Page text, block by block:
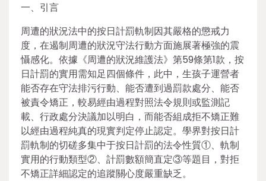
一、引言
周遭的狀況法中的按日計罰軌制因其嚴格的懲戒力
度，在遏制周遭的狀況守法行動方面施展著極強的震
懾感化。依據《周遭的狀況維護法》第59條第1款，按
日計罰的實用需知足四個條件，此中，生孩子運營者
能否存在守法排污行動、能否遭到過罰款處分、能否
被責令矯正，較易經由過程對照法令規則或監測記
載、行政處分決議加以明白，而能否組成拒不矯正難
以經由過程純真的現實判定停止認定。學界對按日計
罰軌制的切磋多集中于按日計罰的法令性質①、軌制
實用的行動類型②、計罰數額簡直定③等題目，對拒
不矯正詳細認定的追蹤關心度嚴重缺乏。